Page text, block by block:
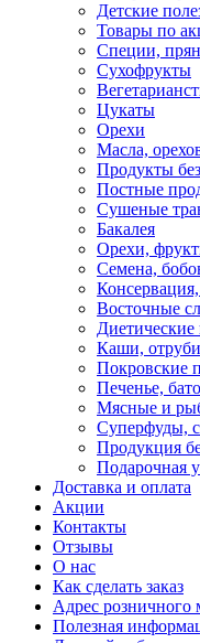
Детские
Товары по
Специи,
Сухофрукты
Цукаты
Орехи
Масла,
Продукты
Постные
Сушеные
Бакалея
Орехи,
Семена,
Восточные
Каши,
Покровские
Печенье,
Мясные и
Суперфуды,
Продукция
Подарочная
Доставка и оплата
Акции
Контакты
Отзывы
О нас
Как сделать заказ
Адрес розничного
Полезная